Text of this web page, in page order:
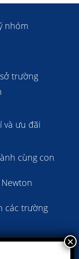
nhóm
trường
và ưu đãi
cùng con
các trường